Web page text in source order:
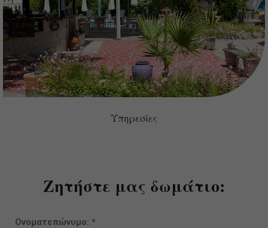
Υπηρεσίες
Ζητήστε μας δωμάτιο:
Ονοματεπώνυμο: *